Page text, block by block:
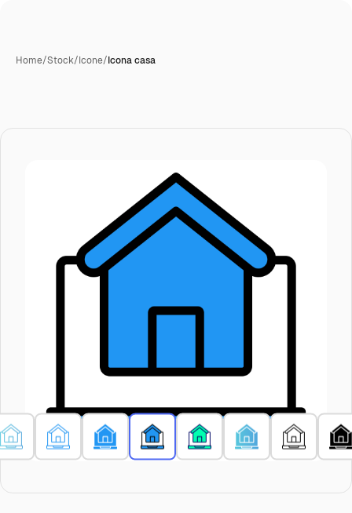
Home/Stock/Icone/Icona casa